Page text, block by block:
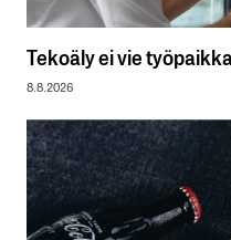
Tekoäly ei vie
8.8.2026